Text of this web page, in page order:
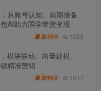
从账号认知、前期准备
AI助力国学带货变现
盟币9.9 1029
模块联动、向量建模、
精准营销
盟币9.9 1017